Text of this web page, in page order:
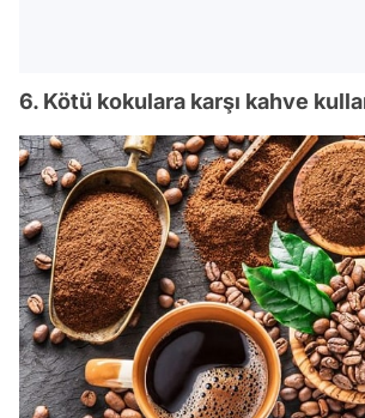
6. Kötü kokulara karşı kahve